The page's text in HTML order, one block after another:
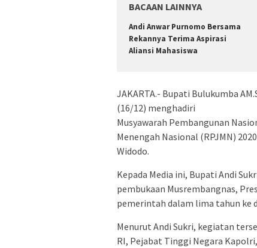
BACAAN LAINNYA
Andi Anwar Purnomo Bersama
Rekannya Terima Aspirasi
Aliansi Mahasiswa
JAKARTA.- Bupati Bulukumba
(16/12) menghadiri
Musyawarah Pembangunan
Menengah Nasional (RPJMN)
Widodo.
Kepada Media ini, Bupati Andi
pembukaan Musrembangnas,
pemerintah dalam lima tahun ke
Menurut Andi Sukri, kegiatan
RI, Pejabat Tinggi Negara